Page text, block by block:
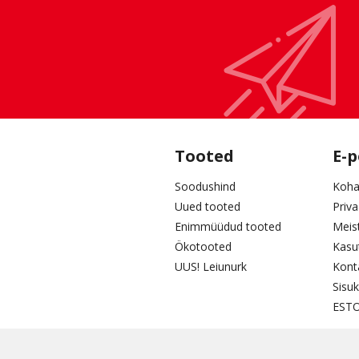
Tooted
Soodushind
Uued tooted
Enimmüüdud tooted
Ökotooted
UUS! Leiunurk
E-